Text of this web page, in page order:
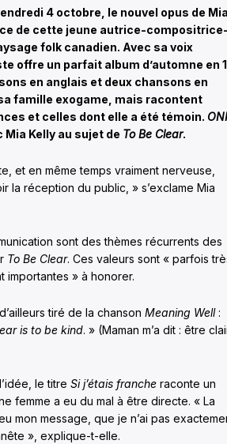
4 octobre, le nouvel opus de
de cette jeune autrice-
folk canadien. Avec sa voix
offre un parfait album d’automne en
en anglais et deux chansons en
famille exogame, mais racontent
et celles dont elle a été témoin.
Mia Kelly au sujet de To Be Clear.
et en même temps vraiment nerveuse,
la réception du public, » s’exclame Mia
sont des thèmes récurrents des
To Be Clear. Ces valeurs sont « parfois
importantes » à honorer.
tiré de la chanson Meaning Well:
is to be kind. » (Maman m’a dit : être
le titre Si j’étais franche raconte un
femme a eu du mal à être directe. « La
mon message, que je n’ai pas
», explique-t-elle.